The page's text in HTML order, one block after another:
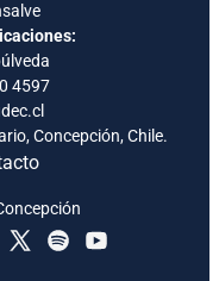
4597
Concepción, Chile.